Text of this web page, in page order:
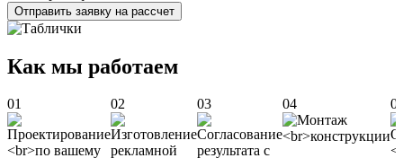
Отправить заявку на рассчет
Как мы работаем
01 02 03 04